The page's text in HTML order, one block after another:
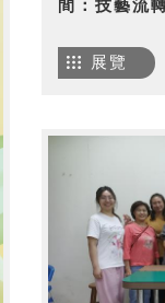
間：技藝流
展覽